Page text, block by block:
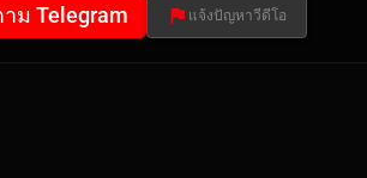
ม Telegram แจ้งปัญหาวีดีโอ